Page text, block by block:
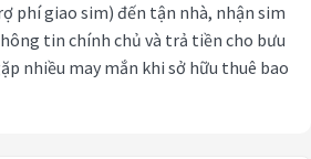
phí giao sim) đến tận nhà, nhận sim
tin chính chủ và trả tiền cho bưu
nhiều may mắn khi sở hữu thuê bao